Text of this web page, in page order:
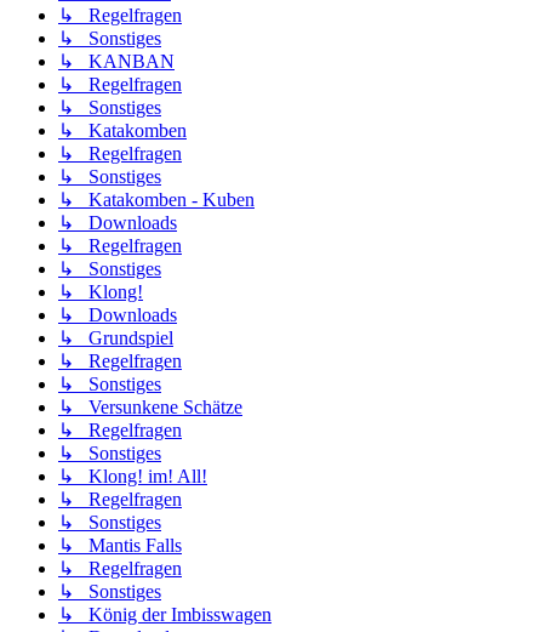
↳ Regelfragen
↳ Sonstiges
↳ KANBAN
↳ Regelfragen
↳ Sonstiges
↳ Katakomben
↳ Regelfragen
↳ Sonstiges
↳ Katakomben - Kuben
↳ Downloads
↳ Regelfragen
↳ Sonstiges
↳ Klong!
↳ Downloads
↳ Grundspiel
↳ Regelfragen
↳ Sonstiges
↳ Versunkene Schätze
↳ Regelfragen
↳ Sonstiges
↳ Klong! im! All!
↳ Regelfragen
↳ Sonstiges
↳ Mantis Falls
↳ Regelfragen
↳ Sonstiges
↳ König der Imbisswagen